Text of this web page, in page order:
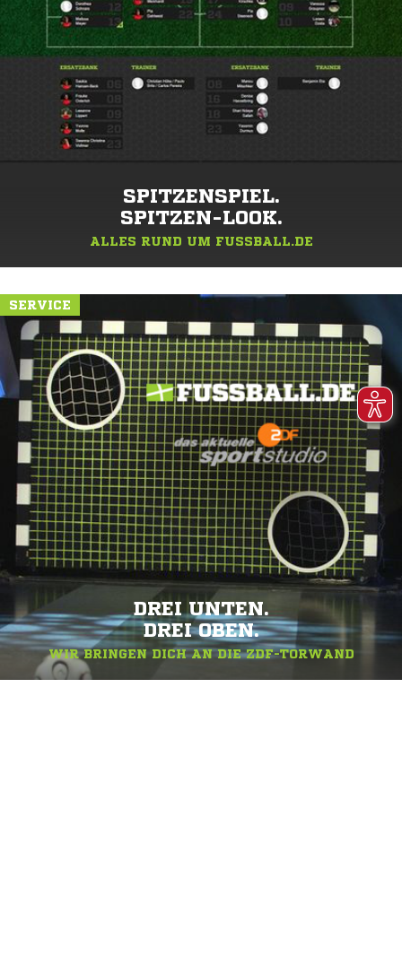
SPITZENSPIEL.
SPITZEN-LOOK.
ALLES RUND UM FUSSBALL.DE
SERVICE
DREI UNTEN.
DREI OBEN.
WIR BRINGEN DICH AN DIE ZDF-TORWAND